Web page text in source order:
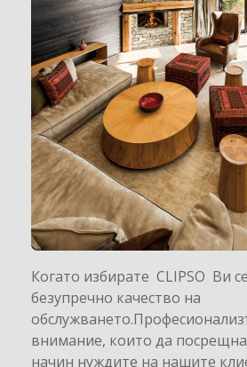
Когато избирате CLIPSO Ви
безупречно качество на
внимание, които да
начин нуждите на нашите